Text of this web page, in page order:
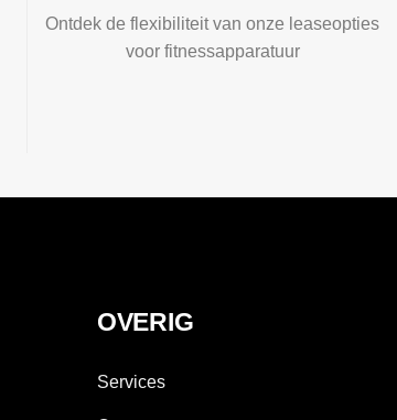
Ontdek de flexibiliteit van onze leaseopties
voor fitnessapparatuur
OVERIG
Services